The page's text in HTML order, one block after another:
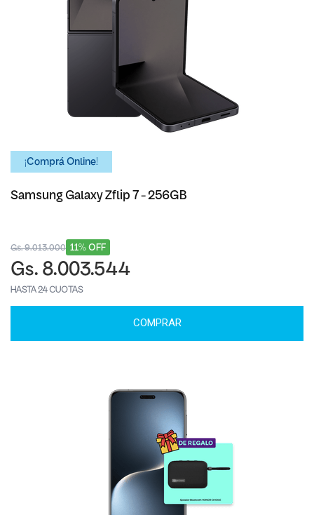
¡Comprá Online!
Samsung Galaxy Zflip 7 - 256GB
11% OFF
Gs. 9.013.000
Gs. 8.003.544
HASTA 24 CUOTAS
COMPRAR